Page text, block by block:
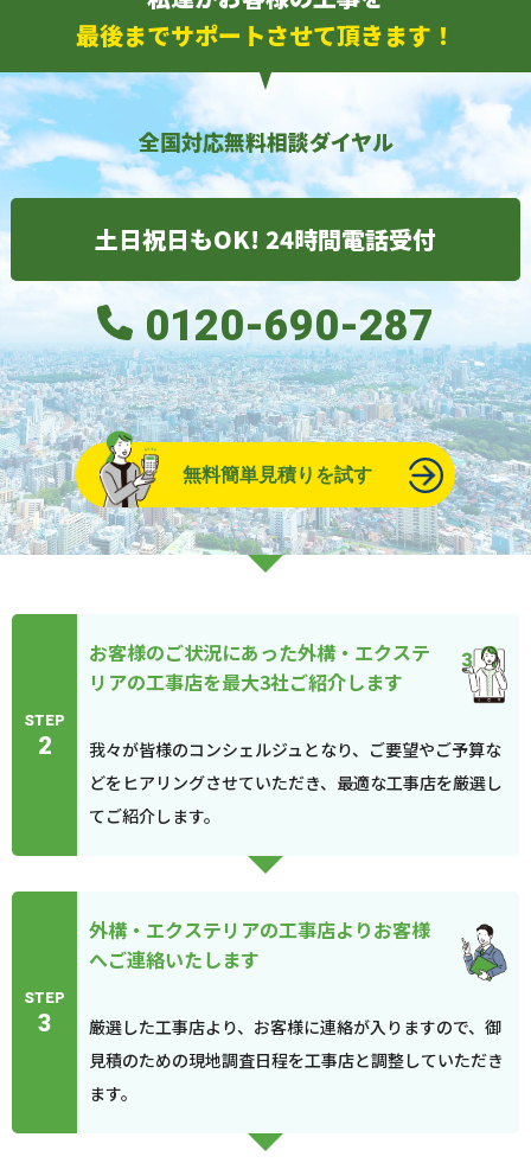
最後までサポートさせて頂きます！
全国対応無料相談ダイヤル
土日祝日もOK! 24時間電話受付
0120-690-287
無料簡単見積りを試す
STEP
2
お客様のご状況にあった外構・エクステ
リアの工事店を最大3社ご紹介します
我々が皆様のコンシェルジュとなり、ご要望やご予算な
どをヒアリングさせていただき、最適な工事店を厳選し
てご紹介します。
STEP
3
外構・エクステリアの工事店よりお客様
へご連絡いたします
厳選した工事店より、お客様に連絡が入りますので、御
見積のための現地調査日程を工事店と調整していただき
ます。